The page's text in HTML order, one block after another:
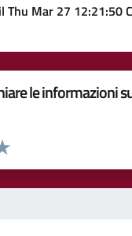
Thu Mar 27 12:21:50
le informazioni
pagina
5 stelle su 5
4 stelle su 5
su 5
su 5
5